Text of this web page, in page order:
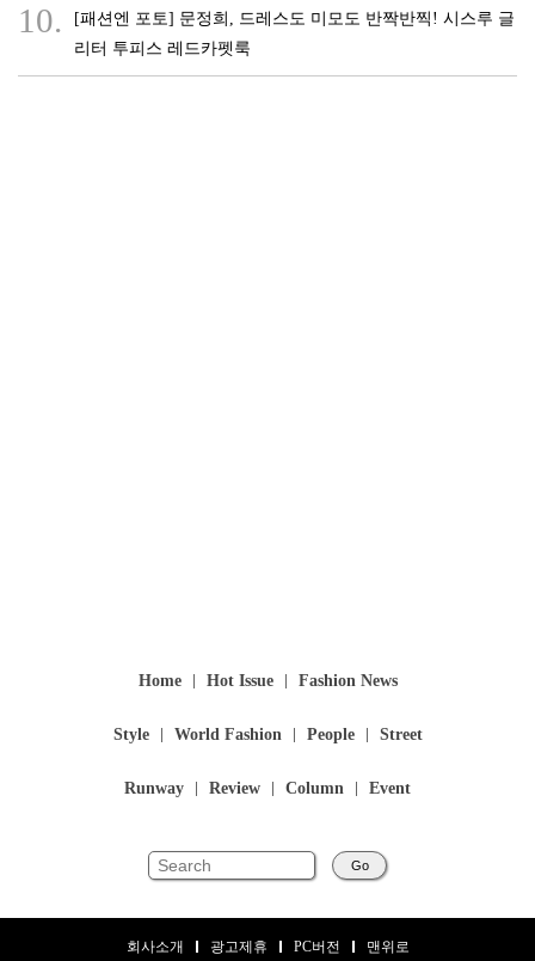
10.
[패션엔 포토] 문정희, 드레스도 미모도 반짝반찍! 시스루 글
리터 투피스 레드카펫룩
Home Hot Issue Fashion News
Style World Fashion People Street
Runway Review Column Event
Go
회사소개 광고제휴 PC버전 맨위로